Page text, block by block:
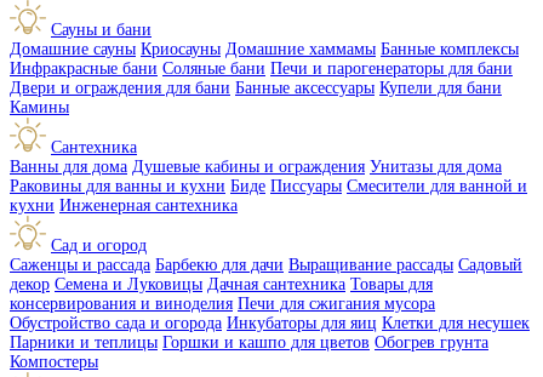
Сауны и бани
Домашние сауны Криосауны Домашние хаммамы Банные комплексы
Инфракрасные бани Соляные бани Печи и парогенераторы для бани
Двери и ограждения для бани Банные аксессуары Купели для бани
Камины
Сантехника
Ванны для дома Душевые кабины и ограждения Унитазы для дома
Раковины для ванны и кухни Биде Писсуары Смесители для ванной и
кухни Инженерная сантехника
Сад и огород
Саженцы и рассада Барбекю для дачи Выращивание рассады Садовый
декор Семена и Луковицы Дачная сантехника Товары для
консервирования и виноделия Печи для сжигания мусора
Обустройство сада и огорода Инкубаторы для яиц Клетки для несушек
Парники и теплицы Горшки и кашпо для цветов Обогрев грунта
Компостеры